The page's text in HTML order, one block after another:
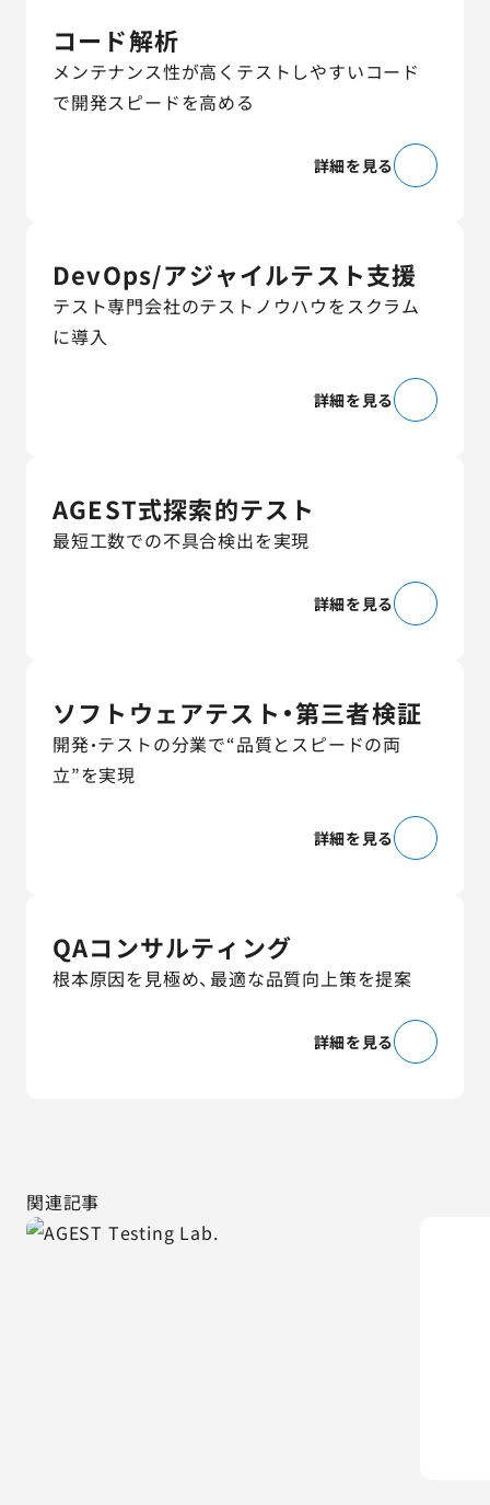
コード解析
メンテナンス性が高くテストしやすいコード
で開発スピードを高める
詳細を見る
DevOps/アジャイルテスト支援
テスト専門会社のテストノウハウをスクラム
に導入
詳細を見る
AGEST式探索的テスト
最短工数での不具合検出を実現
詳細を見る
ソフトウェアテスト・第三者検証
開発・テストの分業で“品質とスピードの両
立”を実現
詳細を見る
QAコンサルティング
根本原因を見極め、最適な品質向上策を提案
詳細を見る
関連記事